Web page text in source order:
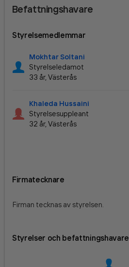
Befattningshavare
Styrelsemedlemmar
Mokhtar Soltani
Styrelseledamot
33 år, Västerås
Khaleda Hussaini
Styrelsesuppleant
32 år, Västerås
Firmatecknare
Firman tecknas av styrelsen.
Styrelser och befattningshavare